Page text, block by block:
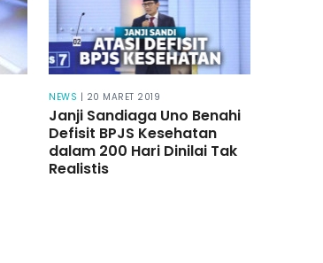
NEWS | 20 MARET 2019
Janji Sandiaga Uno Benahi
Defisit BPJS Kesehatan
dalam 200 Hari Dinilai Tak
Realistis